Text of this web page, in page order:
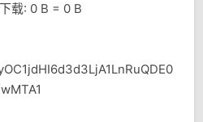
载: 0 B = 0 B